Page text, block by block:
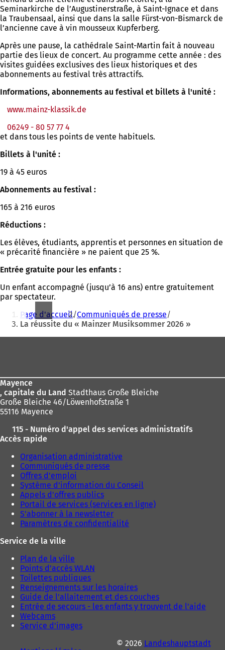
Seminarkirche de l’Augustinerstraße, à Saint-Ignace et dans
la Traubensaal, ainsi que dans la salle Fürst-von-Bismarck de
l’ancienne cave à vin mousseux Kupferberg.
Après une pause, la cathédrale Saint-Martin fait à nouveau
partie des lieux de concert. Au programme cette année : des
visites guidées exclusives des lieux historiques et des
abonnements au festival très attractifs.
Informations, abonnements au festival et billets à l'unité :
www.mainz-klassik.de
nouvel
06249 - 80 57 77 4
et dans tous les points de vente habituels.
Billets à l'unité :
19 à 45 euros
Abonnements au festival :
165 à 216 euros
Réductions :
Les élèves, étudiants, apprentis et personnes en situation de
« précarité financière » ne paient que 25 %.
Entrée gratuite pour les enfants :
Un enfant accompagné (jusqu’à 16 ans) entre gratuitement
par spectateur.
Vous
êtes
ici
Page d'accueil Communiqués de presse
La réussite du « Mainzer Musiksommer 2026 »
Mayence
, capitale du Land Stadthaus Große Bleiche
Große Bleiche 46/Löwenhofstraße 1
55116 Mayence
115 - Numéro d'appel des services administratifs
Accès rapide
Organisation administrative
Communiqués de presse
Offres d'emploi
Système d'information du Conseil
Appels d'offres publics
Portail de services (services en ligne)
S'abonner à la newsletter
Paramètres de confidentialité
Service de la ville
Plan de la ville
Points d'accès WLAN
Toilettes publiques
Renseignements sur les horaires
Guide de l'allaitement et des couches
Entrée de secours - les enfants y trouvent de l'aide
Webcams
Service d'images
© 2026 Landeshauptstadt